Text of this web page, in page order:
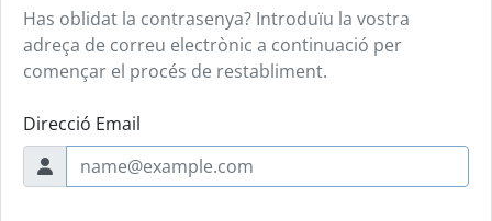
Has oblidat la contrasenya? Introduïu la vostra
adreça de correu electrònic a continuació per
començar el procés de restabliment.
Direcció Email